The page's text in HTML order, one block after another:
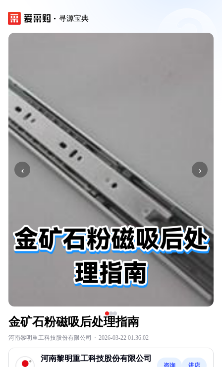
寻源宝典
‹ ›
金矿石粉磁吸后处理指南
河南黎明重工科技股份有限公司 · 2026-03-22 01:36:02
河南黎明重工科技股份有限公司
咨询 进店